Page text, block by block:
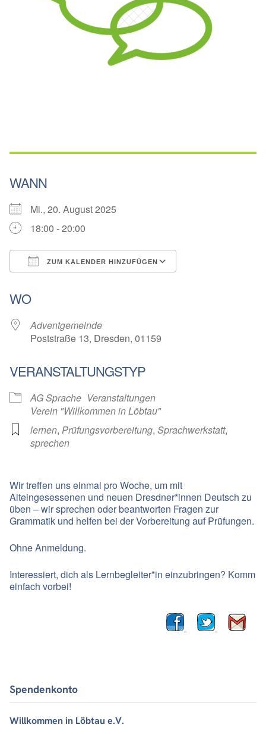
WANN
Mi., 20. August 2025
18:00 - 20:00
ZUM KALENDER HINZUFÜGEN
WO
Adventgemeinde
Poststraße 13, Dresden, 01159
VERANSTALTUNGSTYP
AG Sprache Veranstaltungen
Verein "Willkommen in Löbtau"
lernen, Prüfungsvorbereitung, Sprachwerkstatt,
sprechen
Wir treffen uns einmal pro Woche, um mit
Alteingesessenen und neuen Dresdner*innen Deutsch zu
üben – wir sprechen oder beantworten Fragen zur
Grammatik und helfen bei der Vorbereitung auf Prüfungen.
Ohne Anmeldung.
Interessiert, dich als Lernbegleiter*in einzubringen? Komm
einfach vorbei!
Spendenkonto
Willkommen in Löbtau e.V.